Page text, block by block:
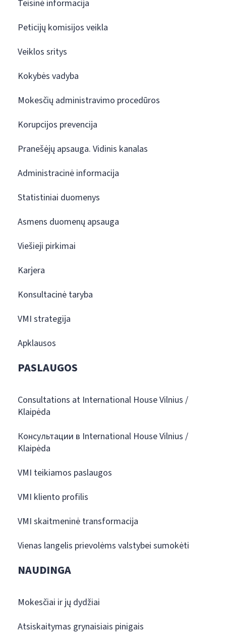
Teisinė informacija
Peticijų komisijos veikla
Veiklos sritys
Kokybės vadyba
Mokesčių administravimo procedūros
Korupcijos prevencija
Pranešėjų apsauga. Vidinis kanalas
Administracinė informacija
Statistiniai duomenys
Asmens duomenų apsauga
Viešieji pirkimai
Karjera
Konsultacinė taryba
VMI strategija
Apklausos
PASLAUGOS
Consultations at International House Vilnius /
Klaipėda
Консультации в International House Vilnius /
Klaipėda
VMI teikiamos paslaugos
VMI kliento profilis
VMI skaitmeninė transformacija
Vienas langelis prievolėms valstybei sumokėti
NAUDINGA
Mokesčiai ir jų dydžiai
Atsiskaitymas grynaisiais pinigais